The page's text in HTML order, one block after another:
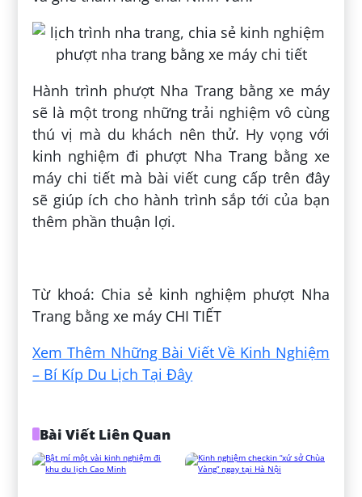
Hành trình phượt Nha Trang bằng xe máy
sẽ là một trong những trải nghiệm vô cùng
thú vị mà du khách nên thử. Hy vọng với
kinh nghiệm đi phượt Nha Trang bằng xe
máy chi tiết mà bài viết cung cấp trên đây
sẽ giúp ích cho hành trình sắp tới của bạn
thêm phần thuận lợi.
Từ khoá: Chia sẻ kinh nghiệm phượt Nha
Trang bằng xe máy CHI TIẾT
Xem Thêm Những Bài Viết Về Kinh Nghiệm
– Bí Kíp Du Lịch Tại Đây
Bài Viết Liên Quan